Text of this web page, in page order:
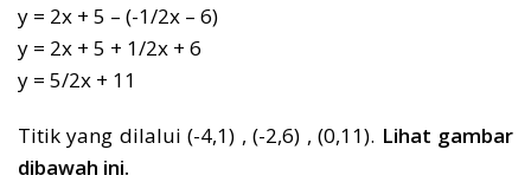
y = 2x + 5 – (-1/2x – 6)
y = 2x + 5 + 1/2x + 6
y = 5/2x + 11
Titik yang dilalui (-4,1) , (-2,6) , (0,11). Lihat gambar
dibawah ini.